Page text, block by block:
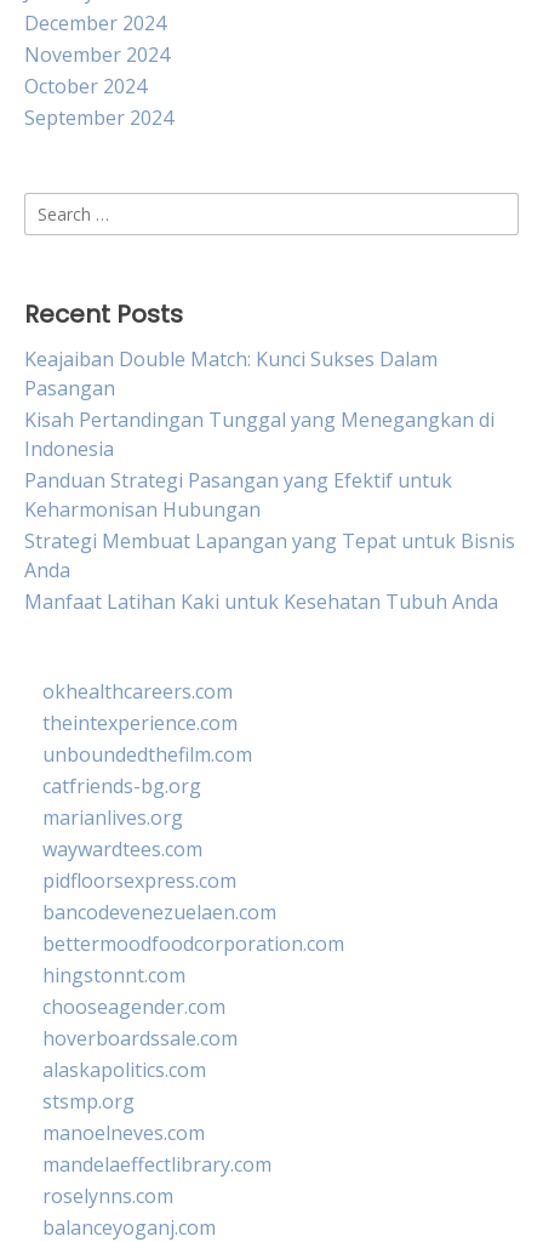
December 2024
November 2024
October 2024
September 2024
Search
for:
Recent Posts
Keajaiban Double Match: Kunci Sukses Dalam
Pasangan
Kisah Pertandingan Tunggal yang Menegangkan di
Indonesia
Panduan Strategi Pasangan yang Efektif untuk
Keharmonisan Hubungan
Strategi Membuat Lapangan yang Tepat untuk Bisnis
Anda
Manfaat Latihan Kaki untuk Kesehatan Tubuh Anda
okhealthcareers.com
theintexperience.com
unboundedthefilm.com
catfriends-bg.org
marianlives.org
waywardtees.com
pidfloorsexpress.com
bancodevenezuelaen.com
bettermoodfoodcorporation.com
hingstonnt.com
chooseagender.com
hoverboardssale.com
alaskapolitics.com
stsmp.org
manoelneves.com
mandelaeffectlibrary.com
roselynns.com
balanceyoganj.com